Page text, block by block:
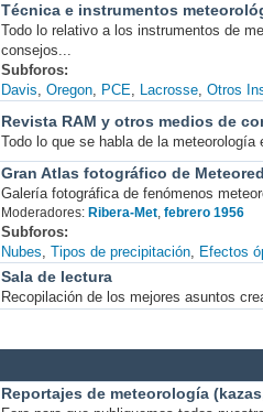
Técnica e instrumentos
Todo lo relativo a los instrumentos de
consejos...
Subforos
Davis Oregon PCE Lacrosse Otros
Revista RAM y otros medios de
Todo lo que se habla de la
Gran Atlas fotográfico de Meteored
Galería fotográfica de fenómenos
Moderadores: Ribera-Met, febrero 1956
Subforos
Nubes Tipos de precipitación Efectos
Sala de lectura
Recopilación de los mejores asuntos
Reportajes de meteorología